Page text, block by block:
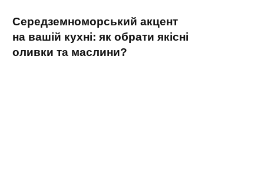
Середземноморський акцент
на вашій кухні: як обрати якісні
оливки та маслини?